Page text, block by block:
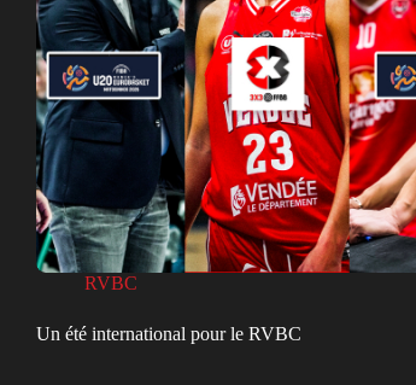
RVBC
Un été international pour le RVBC